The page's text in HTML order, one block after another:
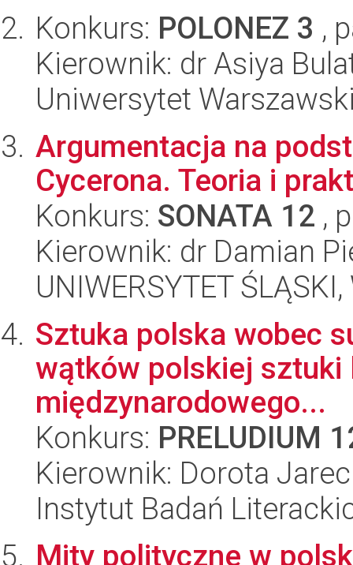
Konkurs: POLONEZ 3 ,
Kierownik: dr Asiya
Uniwersytet
Argumentacja na
Cycerona. Teoria i
Konkurs: SONATA 12 ,
Kierownik: dr Damian
UNIWERSYTET
Sztuka polska wobec
wątków polskiej sztuki
międzynarodowego...
Konkurs: PRELUDIUM
Kierownik: Dorota
Instytut Badań
Mity polityczne w